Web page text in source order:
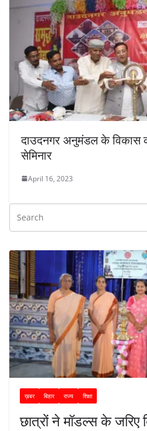
दाउदनगर अनुमंडल के विकास
सेमिनार
April 16, 2023
ख़बर बिहार राज्य शिक्षा
छात्रों ने मॉडल्स के जरिए